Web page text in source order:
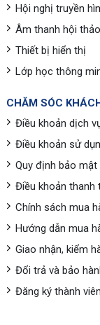
Hội nghị truyền
Âm thanh hội thảo
Thiết bị hiển thị
Lớp học thông
CHĂM SÓC
Điều khoản dịch
Điều khoản sử
Quy định bảo mật
Điều khoản thanh
Chính sách mua
Hướng dẫn mua
Giao nhận, kiểm
Đổi trả và bảo
Đăng ký thành viên